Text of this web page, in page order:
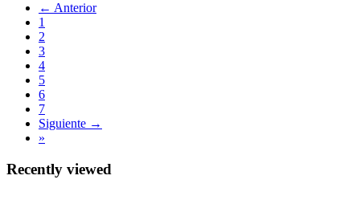
← Anterior
1
2
3
4
5
6
7
Siguiente →
»
Recently viewed